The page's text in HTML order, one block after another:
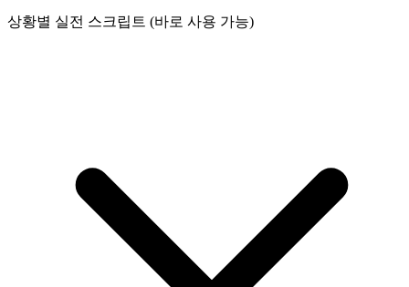
상황별 실전 스크립트 (바로 사용 가능)